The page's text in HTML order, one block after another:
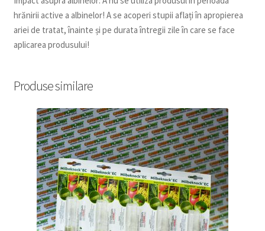
hrănirii active a albinelor! A se acoperi stupii aflați în apropierea
ariei de tratat, înainte și pe durata întregii zile în care se face
aplicarea produsului!
Produse similare